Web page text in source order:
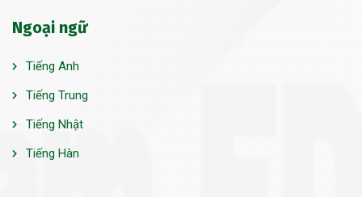
Ngoại ngữ
Tiếng Anh
Tiếng Trung
Tiếng Nhật
Tiếng Hàn